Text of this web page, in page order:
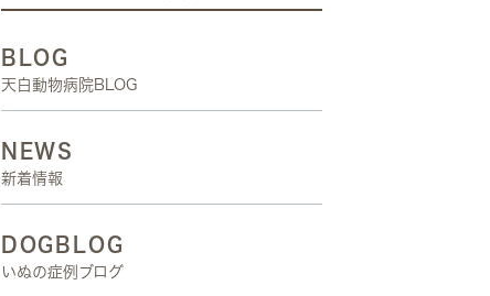
BLOG
天白動物病院BLOG
NEWS
新着情報
DOGBLOG
いぬの症例ブログ